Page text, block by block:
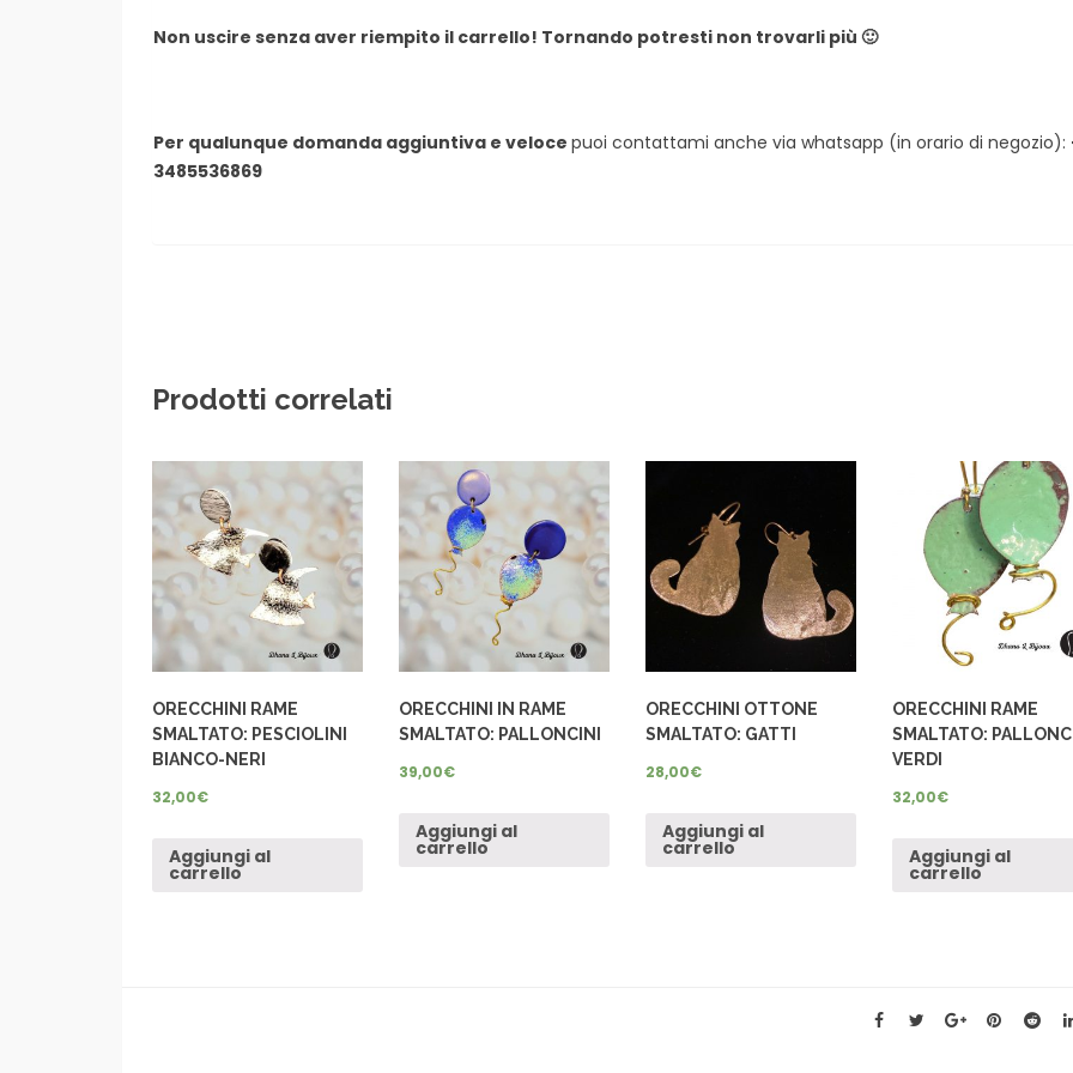
Non uscire senza aver riempito il carrello! Tornando potresti non trovarli più 🙂
Per qualunque domanda aggiuntiva e veloce puoi contattami anche via whatsapp (in orario di negozio):
3485536869
Prodotti correlati
ORECCHINI RAME
SMALTATO: PESCIOLINI
BIANCO-NERI
32,00€
Aggiungi al
carrello
ORECCHINI IN RAME
SMALTATO: PALLONCINI
39,00€
Aggiungi al
carrello
ORECCHINI OTTONE
SMALTATO: GATTI
28,00€
Aggiungi al
carrello
ORECCHINI RAME
SMALTATO:
VERDI
32,00€
Aggiungi al
carrello